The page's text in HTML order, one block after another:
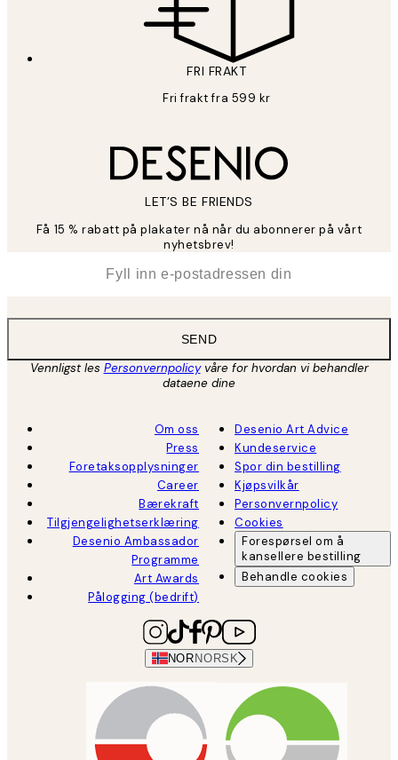
FRI FRAKT
Fri frakt fra 599 kr
LET’S BE FRIENDS
Få 15 % rabatt på plakater nå når du abonnerer på vårt
nyhetsbrev!
SEND
Vennligst les Personvernpolicyvåre for hvordan vi behandler
dataene dine
Om oss
Press
Foretaksopplysninger
Career
Bærekraft
Tilgjengelighetserklæring
Desenio Ambassador
Programme
Art Awards
Pålogging (bedrift)
Desenio Art Advice
Kundeservice
Spor din bestilling
Kjøpsvilkår
Personvernpolicy
Cookies
Forespørsel om å
kansellere bestilling
Behandle cookies
NOR NORSK